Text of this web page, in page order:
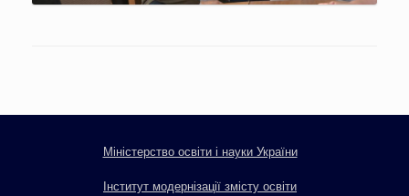
Міністерство освіти і науки України
Інститут модернізації змісту освіти